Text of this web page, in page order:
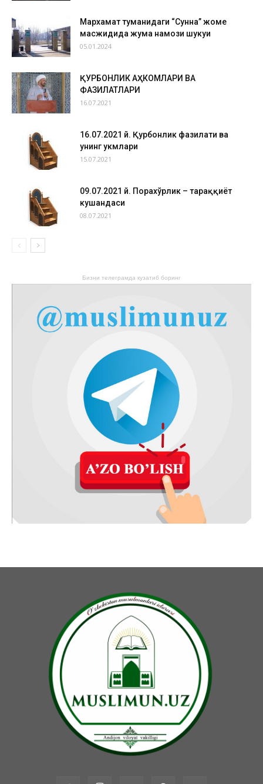
Мархамат туманидаги “Сунна” жоме
масжидида жума намози шукуҳи
05.01.2024
ҚУРБОНЛИК АҲКОМЛАРИ ВА
ФАЗИЛАТЛАРИ
16.07.2021
16.07.2021 й. Қурбонлик фазилати ва
унинг ҳукмлари
15.07.2021
09.07.2021 й. Порахўрлик – тараққиёт
кушандаси
08.07.2021
Бизни телеграмда кузатиб боринг